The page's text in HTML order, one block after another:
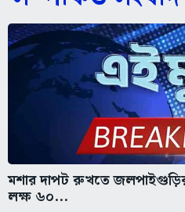
মশার দাপট রুখতে
লক্ষ ৬০...